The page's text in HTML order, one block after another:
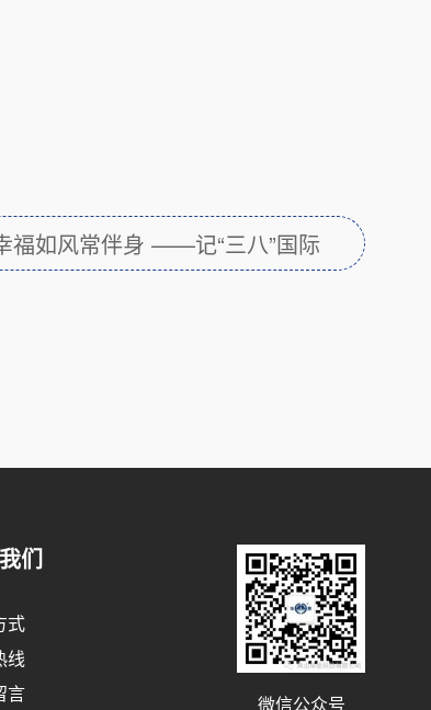
福如风常伴身 ——记“三八”国际
们
式
线
言
微信公众号